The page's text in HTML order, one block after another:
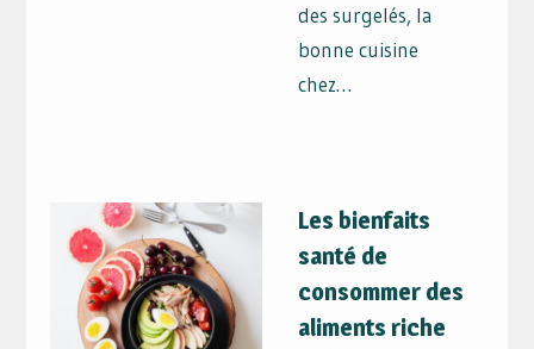
des surgelés, la
bonne cuisine
chez…
Les bienfaits
santé de
consommer des
aliments riche